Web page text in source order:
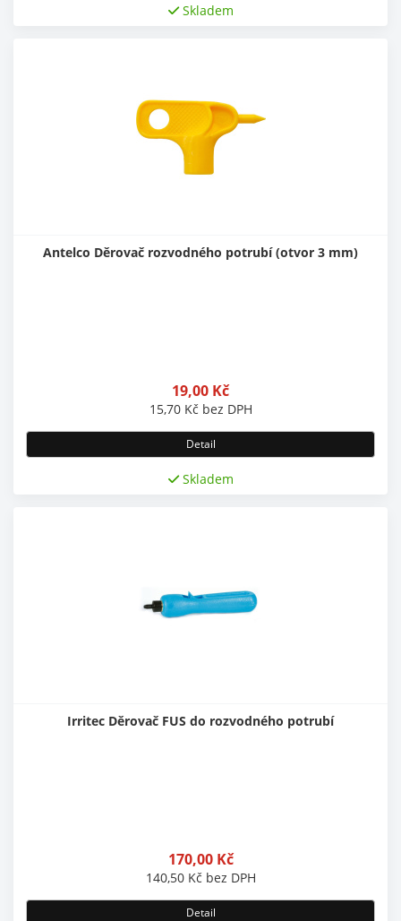
Skladem
Antelco Děrovač rozvodného potrubí (otvor 3 mm)
19,00 Kč
15,70 Kč bez DPH
Detail
Skladem
Irritec Děrovač FUS do rozvodného potrubí
170,00 Kč
140,50 Kč bez DPH
Detail